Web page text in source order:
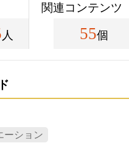
人
関連コンテンツ
55個
ーション